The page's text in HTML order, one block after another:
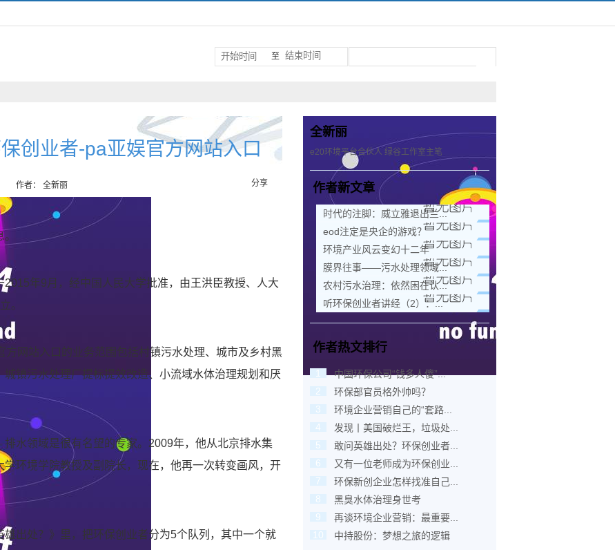
至
创业者-pa亚娱官方网站入口
作者： 全新丽 分享
年9月，经中国人民大学批准，由王洪臣教授、人大
。
方网站入口的业务范围包括村镇污水处理、城市及乡村黑
镇污水处理厂提标提效改造、小流域水体治理规划和厌
水领域是很有名望的专家。2009年，他从北京排水集
环境学院教授及副院长，现在，他再一次转变画风，开
出处？》里，把环保创业者分为5个队列，其中一个就
全新丽
e20环境平台合伙人 绿谷工作室主笔
作者新文章
时代的注脚：威立雅退出兰...
eod注定是央企的游戏？
环境产业风云变幻十二年
膜界往事——污水处理领域...
农村污水治理：依然困在认...
听环保创业者讲经（2）：...
作者热文排行
1
中国环保公司“钱多人傻”...
2
环保部官员格外帅吗？
3
环境企业营销自己的“套路...
4
发现丨美国破烂王，垃圾处...
5
敢问英雄出处？环保创业者...
6
又有一位老师成为环保创业...
7
环保新创企业怎样找准自己...
8
黑臭水体治理身世考
9
再谈环境企业营销：最重要...
10
中持股份：梦想之旅的逻辑